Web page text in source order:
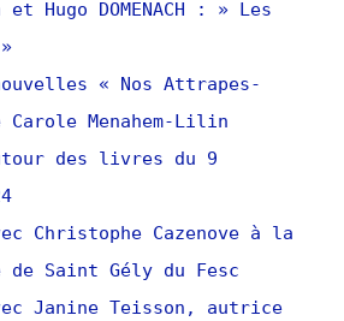
Hugo DOMENACH : » Les
« Nos Attrapes-
Carole Menahem-Lilin
des livres du 9
Christophe Cazenove à la
de Saint Gély du Fesc
Janine Teisson, autrice